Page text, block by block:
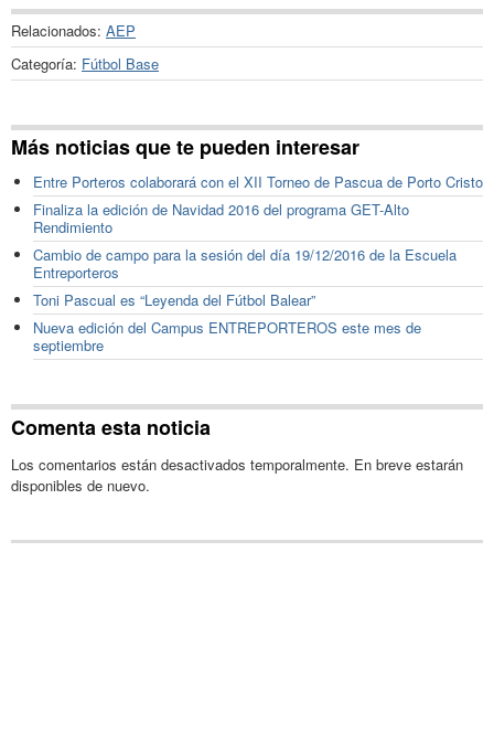
Relacionados: AEP
Categoría: Fútbol Base
Más noticias que te pueden interesar
Entre Porteros colaborará con el XII Torneo de Pascua de Porto Cristo
Finaliza la edición de Navidad 2016 del programa GET-Alto
Rendimiento
Cambio de campo para la sesión del día 19/12/2016 de la Escuela
Entreporteros
Toni Pascual es “Leyenda del Fútbol Balear”
Nueva edición del Campus ENTREPORTEROS este mes de
septiembre
Comenta esta noticia
Los comentarios están desactivados temporalmente. En breve estarán
disponibles de nuevo.